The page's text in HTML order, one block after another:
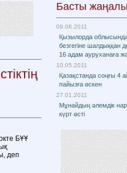
БҰҰ
деп
Басты
09.06.2011
Қызылорда
безгегіне шалдыққан
16 адам ауруханаға
10.05.2011
Қазақстанда соңғы 4
пайызға өскен
27.01.2011
Мұнайдың әлемдік
күрт өсті